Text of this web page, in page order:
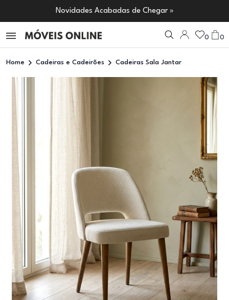
Novidades Acabadas de Chegar »
0 0
Home Cadeiras e Cadeirões Cadeiras Sala Jantar